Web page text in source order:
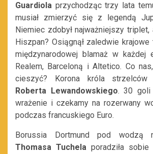
Guardiola przychodząc trzy lata
musiał zmierzyć się z legendą
Niemiec zdobył najważniejszy triplet,
Hiszpan? Osiągnął zaledwie krajowe
międzynarodowej blamaż w każdej
Realem, Barceloną i Altetico. Co
cieszyć? Korona króla
Roberta Lewandowskiego. 30 goli
wrażenie i czekamy na rozerwany
podczas francuskiego Euro.
Borussia Dortmund pod wodzą
Thomasa Tuchela poradziła sobie